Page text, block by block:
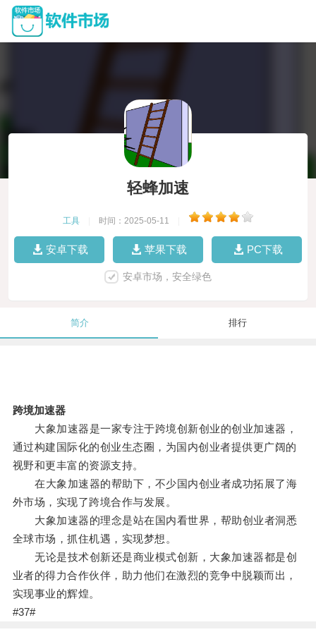
轻蜂加速
工具 时间：2025-05-11
安卓下载 苹果下载 PC下载
安卓市场，安全绿色
简介 排行
跨境加速器
大象加速器是一家专注于跨境创新创业的创业加速器，
通过构建国际化的创业生态圈，为国内创业者提供更广阔的
视野和更丰富的资源支持。
在大象加速器的帮助下，不少国内创业者成功拓展了海
外市场，实现了跨境合作与发展。
大象加速器的理念是站在国内看世界，帮助创业者洞悉
全球市场，抓住机遇，实现梦想。
无论是技术创新还是商业模式创新，大象加速器都是创
业者的得力合作伙伴，助力他们在激烈的竞争中脱颖而出，
实现事业的辉煌。
#37#